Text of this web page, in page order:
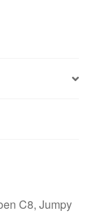
C8, Jumpy